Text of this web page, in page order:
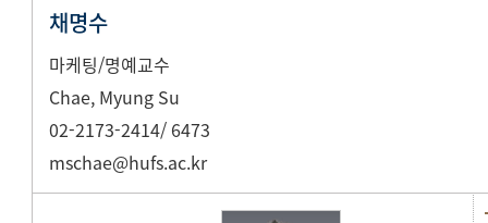
채명수
마케팅/명예교수
Chae, Myung Su
02-2173-2414/ 6473
mschae@hufs.ac.kr